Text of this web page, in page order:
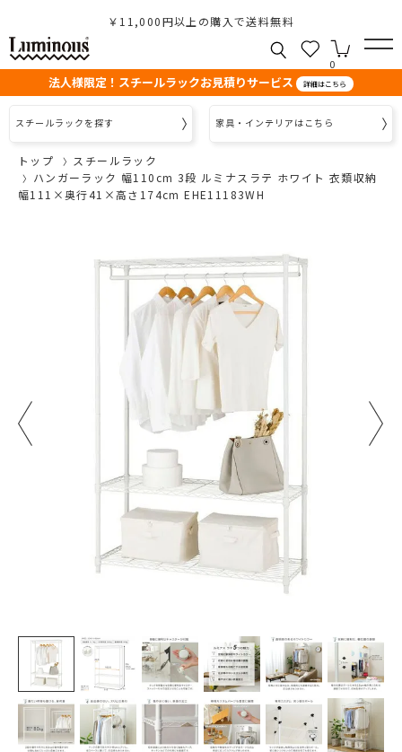
￥11,000円以上の購入で送料無料
0
法人様限定！スチールラックお見積りサービス 詳細はこちら
スチールラックを探す 家具・インテリアはこちら
トップ
スチールラック
ハンガーラック 幅110cm 3段 ルミナスラテ ホワイト 衣類収納
幅111×奥行41×高さ174cm EHE11183WH